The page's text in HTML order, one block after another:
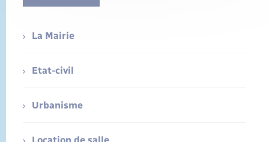
La Mairie
Etat-civil
Urbanisme